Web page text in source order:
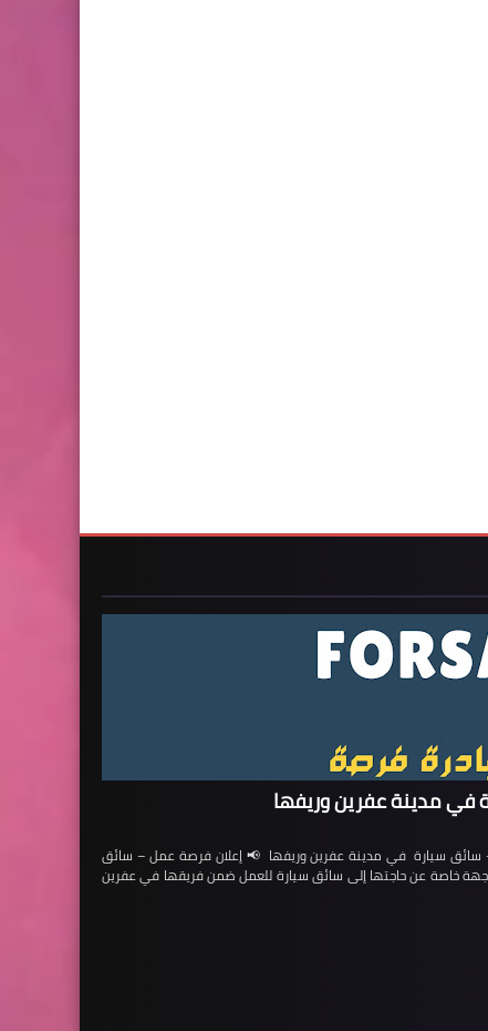
في مدينة عفرين وريفها
سيارة في مدينة عفرين وريفها 📢 إعلان فرصة عمل – سائق
جهة خاصة عن حاجتها إلى سائق سيارة للعمل ضمن فريقها في عفرين